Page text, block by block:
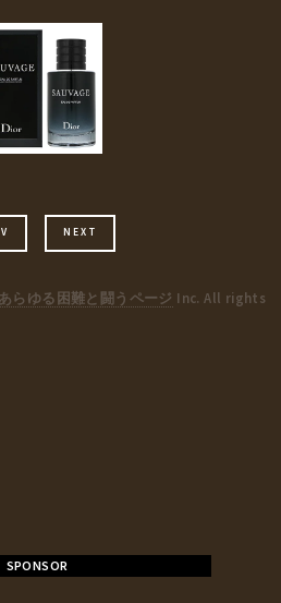
NEXT
らゆる困難と闘うページ Inc. All rights
SPONSOR